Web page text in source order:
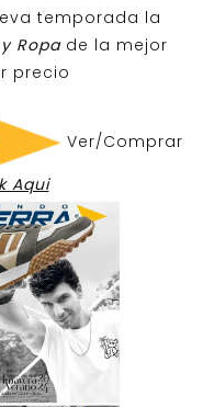
temporada la
Ropa de la mejor
precio
Ver/Comprar
Aqui